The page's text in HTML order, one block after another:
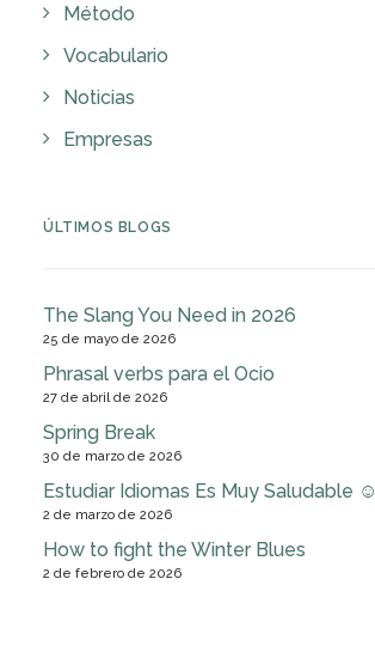
Método
Vocabulario
Noticias
Empresas
ÚLTIMOS BLOGS
The Slang You Need in 2026
25 de mayo de 2026
Phrasal verbs para el Ocio
27 de abril de 2026
Spring Break
30 de marzo de 2026
Estudiar Idiomas Es Muy Saludable ☺
2 de marzo de 2026
How to fight the Winter Blues
2 de febrero de 2026